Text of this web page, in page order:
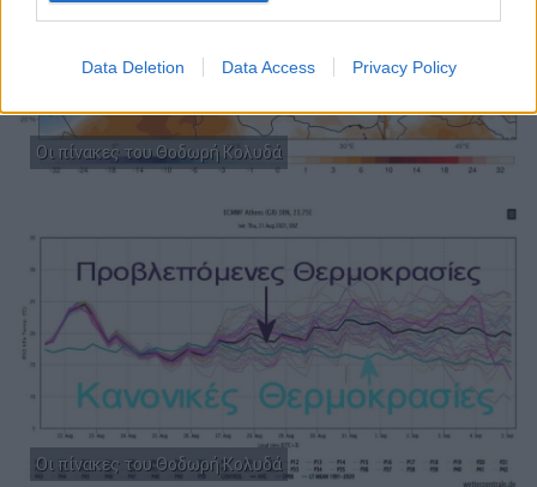
Data Deletion Data Access Privacy Policy
Οι πίνακες του Θοδωρή Κολυδά
Οι πίνακες του Θοδωρή Κολυδά